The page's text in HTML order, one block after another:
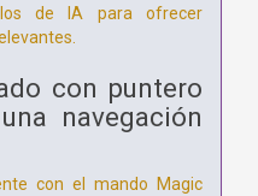
de IA para ofrecer
con puntero
navegación
con el mando Magic